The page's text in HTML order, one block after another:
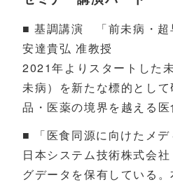
■ 基調講演 「前未病・超
安達貴弘 准教授
2021年よりスタートした
未病）を新たな標的とし
品・医薬の境界を越える
■ 「医食同源に向けたメ
日本システム技術株式会
グデータを保有している